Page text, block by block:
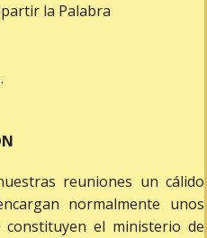
la Palabra
reuniones un cálido
normalmente unos
el ministerio de